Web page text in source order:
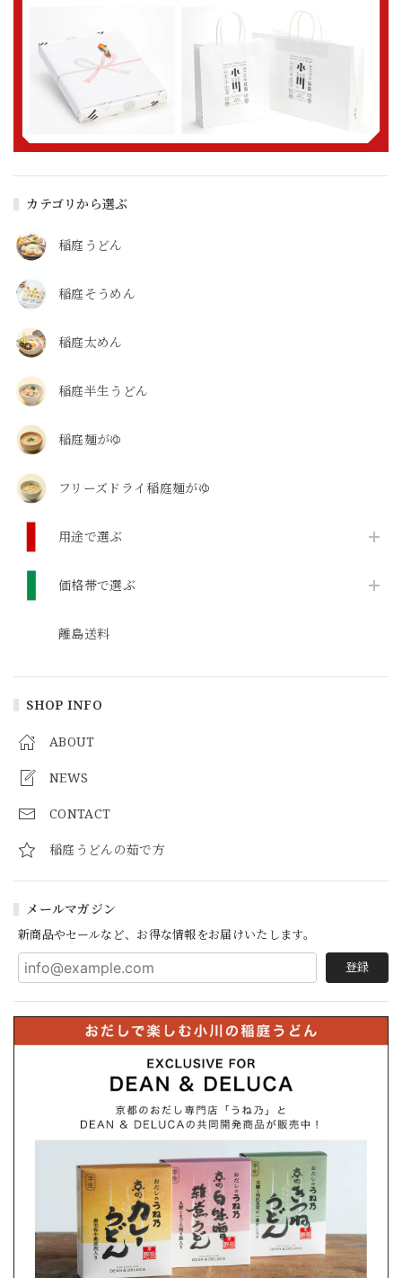
カテゴリから選ぶ
稲庭うどん
稲庭そうめん
稲庭太めん
稲庭半生うどん
稲庭麺がゆ
フリーズドライ稲庭麺がゆ
用途で選ぶ
価格帯で選ぶ
離島送料
SHOP INFO
ABOUT
NEWS
CONTACT
稲庭うどんの茹で方
メールマガジン
新商品やセールなど、お得な情報をお届けいたします。
登録